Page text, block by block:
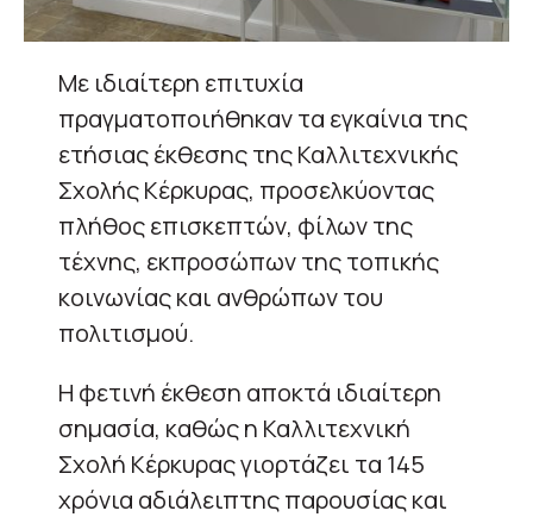
Με ιδιαίτερη επιτυχία
πραγματοποιήθηκαν τα εγκαίνια της
ετήσιας έκθεσης της Καλλιτεχνικής
Σχολής Κέρκυρας, προσελκύοντας
πλήθος επισκεπτών, φίλων της
τέχνης, εκπροσώπων της τοπικής
κοινωνίας και ανθρώπων του
πολιτισμού.
Η φετινή έκθεση αποκτά ιδιαίτερη
σημασία, καθώς η Καλλιτεχνική
Σχολή Κέρκυρας γιορτάζει τα 145
χρόνια αδιάλειπτης παρουσίας και